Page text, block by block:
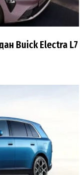
Buick Electra L7